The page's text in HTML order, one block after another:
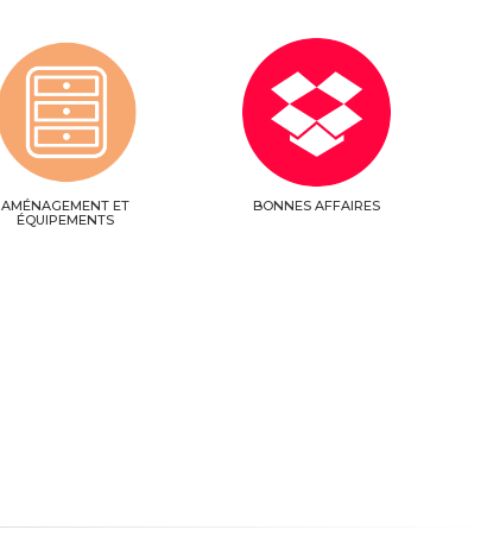
AMÉNAGEMENT ET
ÉQUIPEMENTS
BONNES AFFAIRES